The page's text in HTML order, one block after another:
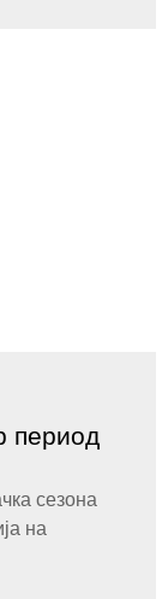
период
сезона
на